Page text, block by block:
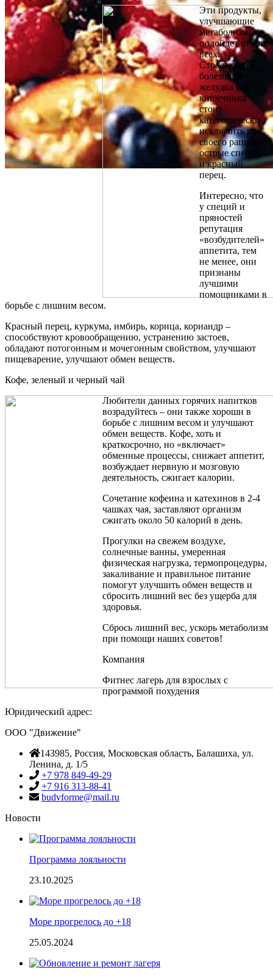
Эти продукты,
улучшающие
метаболизм,
подойдет не для
всех.
Страдающим
болезнями
желудка или
кишечника
стоит
категорически
исключить из
своего рациона
острые специи
и красный
перец.
Интересно, что
у специй и
пряностей
репутация
«возбудителей»
аппетита, тем
не менее, они
признаны
лучшими
помощниками в
борьбе с лишним весом.
Красный перец, куркума, имбирь, корица, кориандр –
способствуют кровообращению, устранению застоев,
обладают потогонным и мочегонным свойством, улучшают
пищеварение, улучшают обмен веществ.
Кофе, зеленый и черный чай
Любители данных горячих напитков
возрадуйтесь – они также хороши в
борьбе с лишним весом и улучшают
обмен веществ. Кофе, хоть и
краткосрочно, но «включает»
обменные процессы, снижает аппетит,
возбуждает нервную и мозговую
деятельность, сжигает калории.
Сочетание кофеина и катехинов в 2-4
чашках чая, заставляют организм
сжигать около 50 калорий в день.
Прогулки на свежем воздухе,
солнечные ванны, умеренная
физическая нагрузка, термопроцедуры,
закаливание и правильное питание
помогут улучшить обмен веществ и
сбросить лишний вес без ущерба для
здоровья.
Сбрось лишний вес, ускорь метаболизм
при помощи наших советов!
Компания
Фитнес лагерь для взрослых с
программой похудения
Юридический адрес:
ООО "Движение"
143985, Россия, Московская область, Балашиха, ул.
Ленина, д. 1/5
+7 978 849-49-29
+7 916 313-88-41
budvforme@mail.ru
Новости
Программа лояльности
23.10.2025
Море прогрелось до +18
25.05.2024